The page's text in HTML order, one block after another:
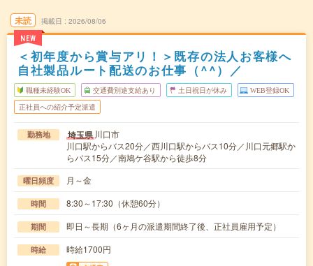
未読
NEW
掲載日 2026/08/06
＜初年度から賞与アリ！＞既存の法人お客様へ
自社製品ルート配送のお仕事（^^）／
職種未経験OK 交通費別途支給あり 土日祝日が休み WEB登録OK
正社員への紹介予定派遣
勤務地 埼玉県 川口市
川口駅からバス20分／西川口駅からバス10分／川口元郷駅か
らバス15分／南鳩ケ谷駅から徒歩8分
曜日頻度 月～金
時間 8:30～17:30（休憩60分）
期間 即日～長期（6ヶ月の派遣期間終了後、正社員雇用予定）
時給 時給1700円